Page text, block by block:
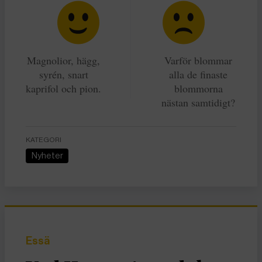
Magnolior, hägg,
syrén, snart
kaprifol och pion.
Varför blommar
alla de finaste
blommorna
nästan samtidigt?
KATEGORI
Nyheter
Essä